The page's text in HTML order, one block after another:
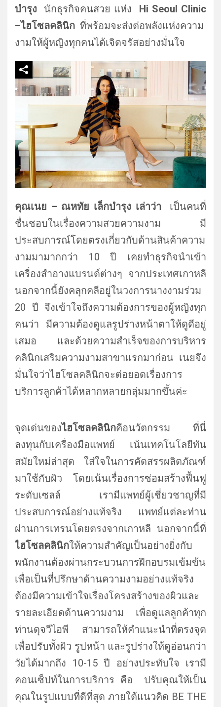
บำรุง นักธุรกิจคนสวย แห่ง Hi Seoul Clinic
–ไฮโซลคลินิก ที่พร้อมจะส่งต่อพลังแห่งความ
งามให้ผู้หญิงทุกคนได้เจิดจรัสอย่างมั่นใจ
คุณเนย – ณหทัย เล็กบำรุง เล่าว่าเป็นคนที่
ชื่นชอบในเรื่องความสวยความงาม มี
ประสบการณ์โดยตรงเกี่ยวกับด้านสินค้าความ
งามมามากกว่า 10 ปี เคยทำธุรกิจนำเข้า
เครื่องสำอางแบรนด์ต่างๆ จากประเทศเกาหลี
นอกจากนี้ยังคลุกคลีอยู่ในวงการนางงามร่วม
20 ปี จึงเข้าใจถึงความต้องการของผู้หญิงทุก
คนว่า มีความต้องดูแลรูปร่างหน้าตาให้ดูดีอยู่
เสมอ และด้วยความสำเร็จของการบริหาร
คลินิกเสริมความงามสาขาแรกมาก่อน เนยจึง
มั่นใจว่าไฮโซลคลินิกจะต่อยอดเรื่องการ
บริการลูกค้าได้หลากหลายกลุ่มมากขึ้นค่ะ
จุดเด่นของไฮโซลคลินิกคือนวัตกรรม ที่นี่
ลงทุนกับเครื่องมือแพทย์ เน้นเทคโนโลยีทัน
สมัยใหม่ล่าสุด ใส่ใจในการคัดสรรผลิตภัณฑ์
มาใช้กับผิว โดยเน้นเรื่องการซ่อมสร้างฟื้นฟู
ระดับเซลล์ เรามีแพทย์ผู้เชี่ยวชาญที่มี
ประสบการณ์อย่างแท้จริง แพทย์แต่ละท่าน
ผ่านการเทรนโดยตรงจากเกาหลี นอกจากนี้ที่
ไฮโซลคลินิกให้ความสำคัญเป็นอย่างยิ่งกับ
พนักงานต้องผ่านกระบวนการฝึกอบรมเข้มข้น
เพื่อเป็นที่ปรึกษาด้านความงามอย่างแท้จริง
ต้องมีความเข้าใจเรื่องโครงสร้างของผิวและ
รายละเอียดด้านความงาม เพื่อดูแลลูกค้าทุก
ท่านดุจวีไอพี สามารถให้คำแนะนำที่ตรงจุด
เพื่อปรับทั้งผิว รูปหน้า และรูปร่างให้ดูอ่อนกว่า
วัยได้มากถึง 10-15 ปี อย่างประทับใจ เรามี
คอนเซ็ปท์ในการบริการ คือ ปรับคุณให้เป็น
คุณในรูปแบบที่ดีที่สุด ภายใต้แนวคิด BE THE